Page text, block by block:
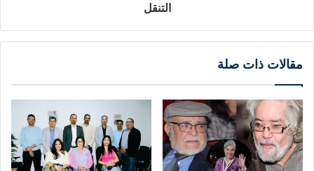
التنقل
مقالات ذات صلة